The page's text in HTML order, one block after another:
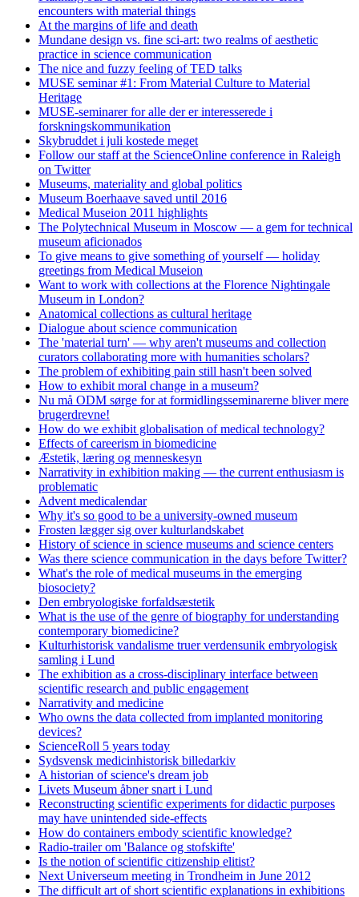
encounters with material things
At the margins of life and death
Mundane design vs. fine sci-art: two realms of aesthetic
practice in science communication
The nice and fuzzy feeling of TED talks
MUSE seminar #1: From Material Culture to Material
Heritage
MUSE-seminarer for alle der er interesserede i
forskningskommunikation
Skybruddet i juli kostede meget
Follow our staff at the ScienceOnline conference in Raleigh
on Twitter
Museums, materiality and global politics
Museum Boerhaave saved until 2016
Medical Museion 2011 highlights
The Polytechnical Museum in Moscow — a gem for technical
museum aficionados
To give means to give something of yourself — holiday
greetings from Medical Museion
Want to work with collections at the Florence Nightingale
Museum in London?
Anatomical collections as cultural heritage
Dialogue about science communication
The 'material turn' — why aren't museums and collection
curators collaborating more with humanities scholars?
The problem of exhibiting pain still hasn't been solved
How to exhibit moral change in a museum?
Nu må ODM sørge for at formidlingsseminarerne bliver mere
brugerdrevne!
How do we exhibit globalisation of medical technology?
Effects of careerism in biomedicine
Æstetik, læring og menneskesyn
Narrativity in exhibition making — the current enthusiasm is
problematic
Advent medicalendar
Why it's so good to be a university-owned museum
Frosten lægger sig over kulturlandskabet
History of science in science museums and science centers
Was there science communication in the days before Twitter?
What's the role of medical museums in the emerging
biosociety?
Den embryologiske forfaldsæstetik
What is the use of the genre of biography for understanding
contemporary biomedicine?
Kulturhistorisk vandalisme truer verdensunik embryologisk
samling i Lund
The exhibition as a cross-disciplinary interface between
scientific research and public engagement
Narrativity and medicine
Who owns the data collected from implanted monitoring
devices?
ScienceRoll 5 years today
Sydsvensk medicinhistorisk billedarkiv
A historian of science's dream job
Livets Museum åbner snart i Lund
Reconstructing scientific experiments for didactic purposes
may have unintended side-effects
How do containers embody scientific knowledge?
Radio-trailer om 'Balance og stofskifte'
Is the notion of scientific citizenship elitist?
Next Universeum meeting in Trondheim in June 2012
The difficult art of short scientific explanations in exhibitions